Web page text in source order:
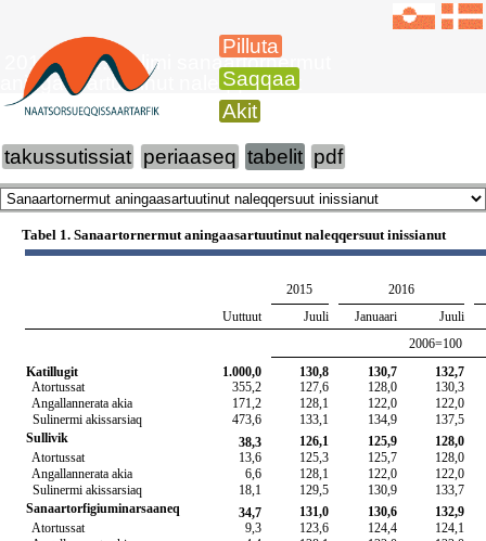
Pilluta
Saqqaa
Akit
2017-imi 1. juulimi sanaartornermut
aningaasartuutinut naleqqersuut
takussutissiat periaaseq tabelit pdf